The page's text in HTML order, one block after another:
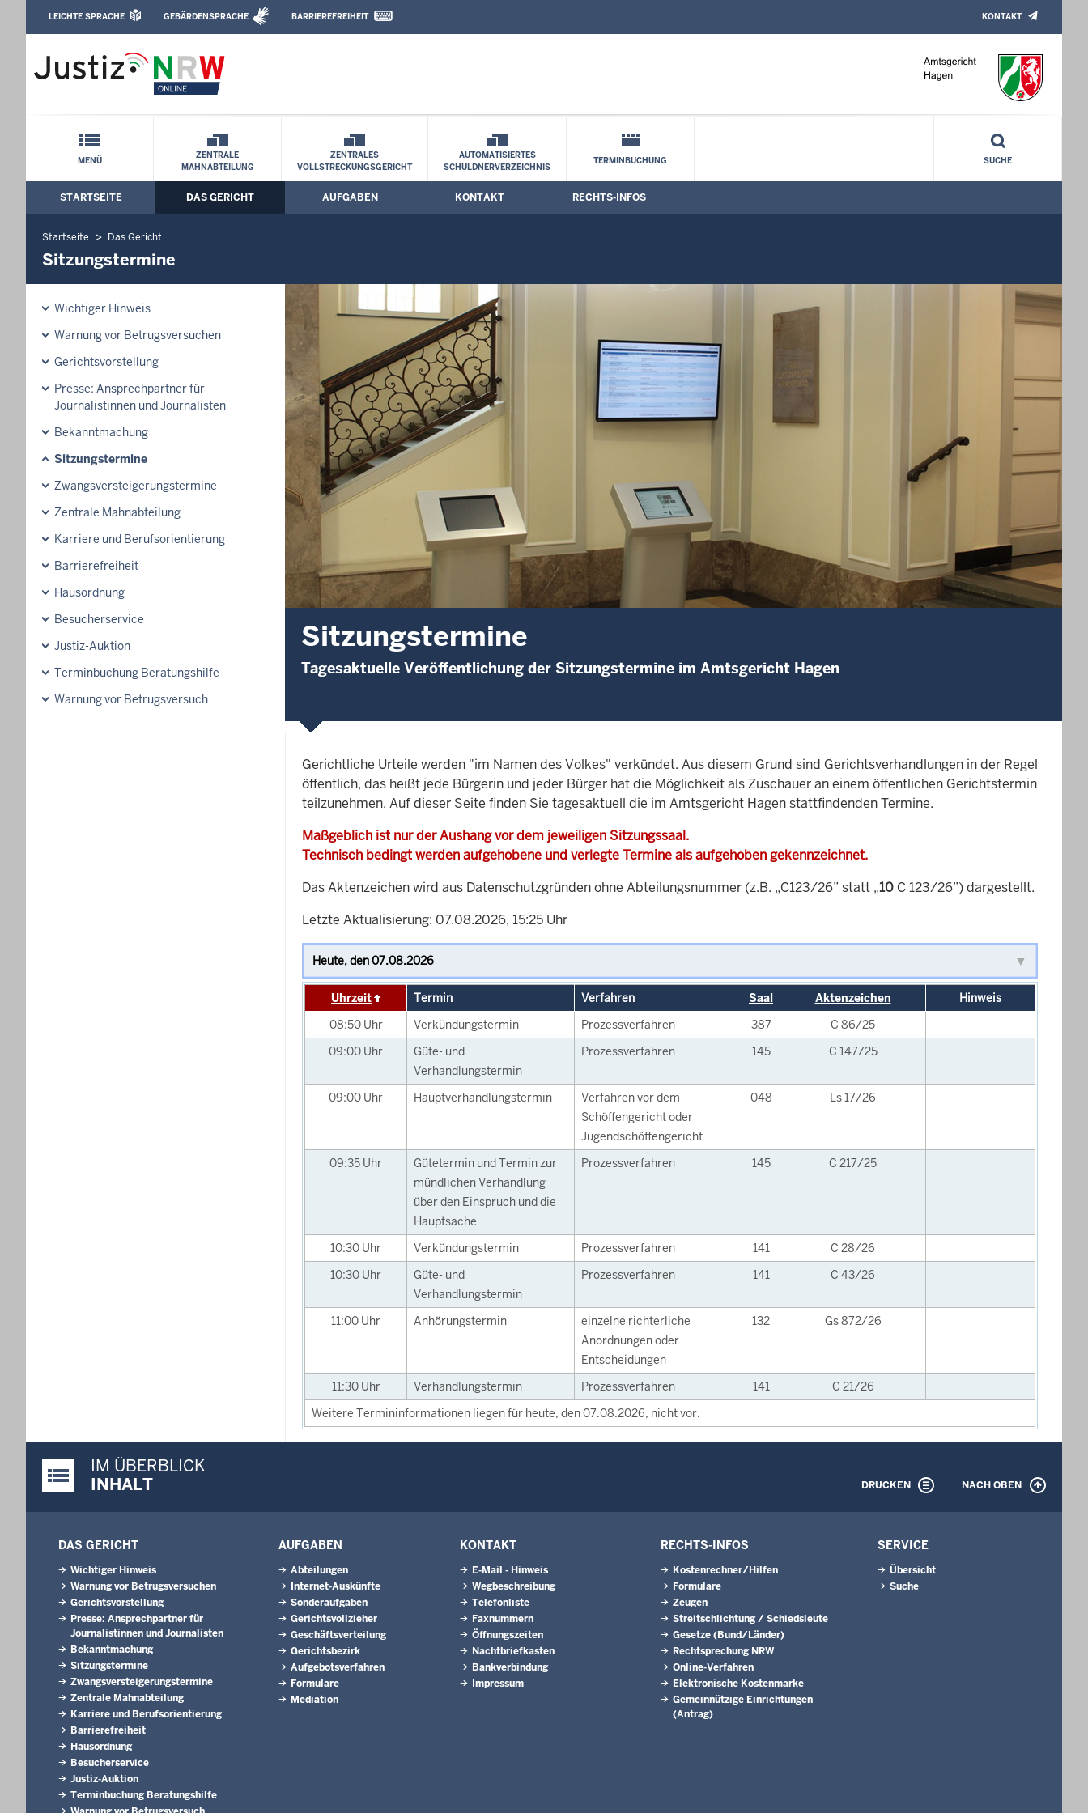
Amtsgericht Hagen: Sitzungstermine
Leichte Sprache, Gebärdensprachenvideo und Kontaktformular
LEICHTE SPRACHE GEBÄRDENSPRACHE BARRIEREFREIHEIT KONTAKT
Schnellnavigation mit Volltext-Suche
MENÜ
ZENTRALE
MAHNABTEILUNG
ZENTRALES
VOLLSTRECKUNGSGERICHT
AUTOMATISIERTES
SCHULDNERVERZEICHNIS
TERMINBUCHUNG SUCHE
Hauptmenü: Hauptnavigation
STARTSEITE DAS GERICHT AUFGABEN KONTAKT RECHTS-INFOS
Startseite Das Gericht
Sitzungstermine
Wichtiger Hinweis
Warnung vor Betrugsversuchen
Gerichtsvorstellung
Presse: Ansprechpartner für
Journalistinnen und Journalisten
Bekanntmachung
Sitzungstermine
Zwangsversteigerungs­termine
Zentrale Mahnabteilung
Karriere und Berufsorientierung
Barrierefreiheit
Hausordnung
Besucherservice
Justiz-Auktion
Terminbuchung Beratungshilfe
Warnung vor Betrugsversuch
Sitzungstermine
Tagesaktuelle Veröffentlichung der Sitzungstermine im Amtsgericht Hagen
Gerichtliche Urteile werden "im Namen des Volkes" verkündet. Aus diesem Grund sind Gerichtsverhandlungen in der Regel
öffentlich, das heißt jede Bürgerin und jeder Bürger hat die Möglichkeit als Zuschauer an einem öffentlichen Gerichtstermin
teilzunehmen. Auf dieser Seite finden Sie tagesaktuell die im Amtsgericht Hagen stattfindenden Termine.
Maßgeblich ist nur der Aushang vor dem jeweiligen Sitzungssaal.
Technisch bedingt werden aufgehobene und verlegte Termine als aufgehoben gekennzeichnet.
Das Aktenzeichen wird aus Datenschutzgründen ohne Abteilungsnummer (z.B. „C123/26” statt „10 C 123/26”) dargestellt.
Letzte Aktualisierung: 07.08.2026, 15:25 Uhr
Uhrzeit Termin Verfahren Saal Aktenzeichen
Hinweis
08:50 Uhr Verkündungstermin Prozessverfahren 387
C 86/25
09:00 Uhr
Güte- und
Verhandlungstermin
Prozessverfahren 145 C 147/25
09:00 Uhr Hauptverhandlungstermin
Verfahren vor dem
Schöffengericht oder
Jugendschöffengericht
048 Ls 17/26
09:35 Uhr
Gütetermin und Termin zur
mündlichen Verhandlung
über den Einspruch und die
Hauptsache
Prozessverfahren 145 C 217/25
10:30 Uhr Verkündungstermin Prozessverfahren 141
C 28/26
10:30 Uhr
Güte- und
Verhandlungstermin
Prozessverfahren 141 C 43/26
11:00 Uhr Anhörungstermin
einzelne richterliche
Anordnungen oder
Entscheidungen
132 Gs 872/26
11:30 Uhr Verhandlungstermin Prozessverfahren 141
C 21/26
Weitere Termininformationen liegen für heute, den 07.08.2026, nicht vor.
Justiz-Portal im Überblick:
IM ÜBERBLICK
INHALT
DRUCKEN NACH OBEN
DAS GERICHT
Wichtiger Hinweis
Warnung vor Betrugsversuchen
Gerichtsvorstellung
Presse: Ansprechpartner für
Journalistinnen und Journalisten
Bekanntmachung
Sitzungstermine
Zwangsversteigerungs­termine
Zentrale Mahnabteilung
Karriere und Berufsorientierung
Barrierefreiheit
Hausordnung
Besucherservice
Justiz-Auktion
Terminbuchung Beratungshilfe
AUFGABEN
Abteilungen
Internet-Auskünfte
Sonderaufgaben
Gerichtsvollzieher
Geschäftsverteilung
Gerichtsbezirk
Aufgebotsverfahren
Formulare
Mediation
KONTAKT
E-Mail - Hinweis
Wegbeschreibung
Telefonliste
Faxnummern
Öffnungszeiten
Nachtbriefkasten
Bankverbindung
Impressum
RECHTS-INFOS
Kostenrechner/Hilfen
Formulare
Zeugen
Streitschlichtung / Schiedsleute
Gesetze (Bund/Länder)
Rechtsprechung NRW
Online-Verfahren
Elektronische Kostenmarke
Gemeinnützige Einrichtungen
(Antrag)
SERVICE
Übersicht
Suche